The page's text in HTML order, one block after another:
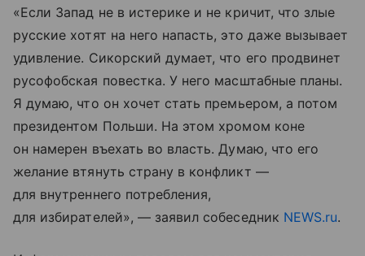
«Если Запад не в истерике и не кричит, что злые
русские хотят на него напасть, это даже вызывает
удивление. Сикорский думает, что его продвинет
русофобская повестка. У него масштабные планы.
Я думаю, что он хочет стать премьером, а потом
президентом Польши. На этом хромом коне
он намерен въехать во власть. Думаю, что его
желание втянуть страну в конфликт —
для внутреннего потребления,
для избирателей», — заявил собеседник NEWS.ru.